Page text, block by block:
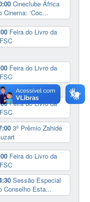
Cineclube África
Cinema: ‘Coc...
Feira do Livro da
Feira do Livro da
Feira do Livro da
3º Prêmio Zahidé
Feira do Livro da
Sessão Especial
Conselho Esta...